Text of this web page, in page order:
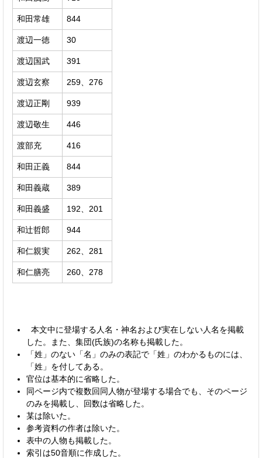
和田常雄 844
渡辺一徳 30
渡辺国武 391
渡辺玄察 259、276
渡辺正剛 939
渡辺敬生 446
渡部充 416
和田正義 844
和田義蔵 389
和田義盛 192、201
和辻哲郎 944
和仁親実 262、281
和仁膳亮 260、278
本文中に登場する人名・神名および実在しない人名を掲載
した。また、集団(氏族)の名称も掲載した。
「姓」のない「名」のみの表記で「姓」のわかるものには、
「姓」を付してある。
官位は基本的に省略した。
同ページ内で複数回同人物が登場する場合でも、そのページ
のみを掲載し、回数は省略した。
某は除いた。
参考資料の作者は除いた。
表中の人物も掲載した。
索引は50音順に作成した。